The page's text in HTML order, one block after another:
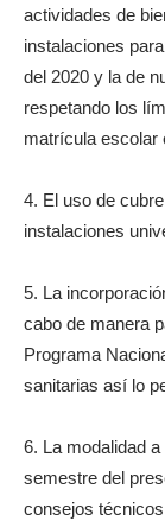
actividades de
instalaciones
del 2020 y la de
respetando los
matrícula escolar
4. El uso de
instalaciones
5. La
cabo de manera
Programa
sanitarias así lo
6. La modalidad
semestre del
consejos